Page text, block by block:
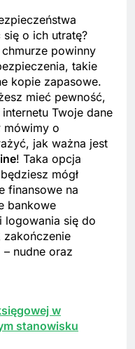
o ich utratę?
powinny
takie
kopie zapasowe.
mieć pewność,
Twoje dane
mówimy o
jak ważna jest
! Taka opcja
mógł
finansowe na
bankowe
logowania się do
nudne oraz
w
stanowisku